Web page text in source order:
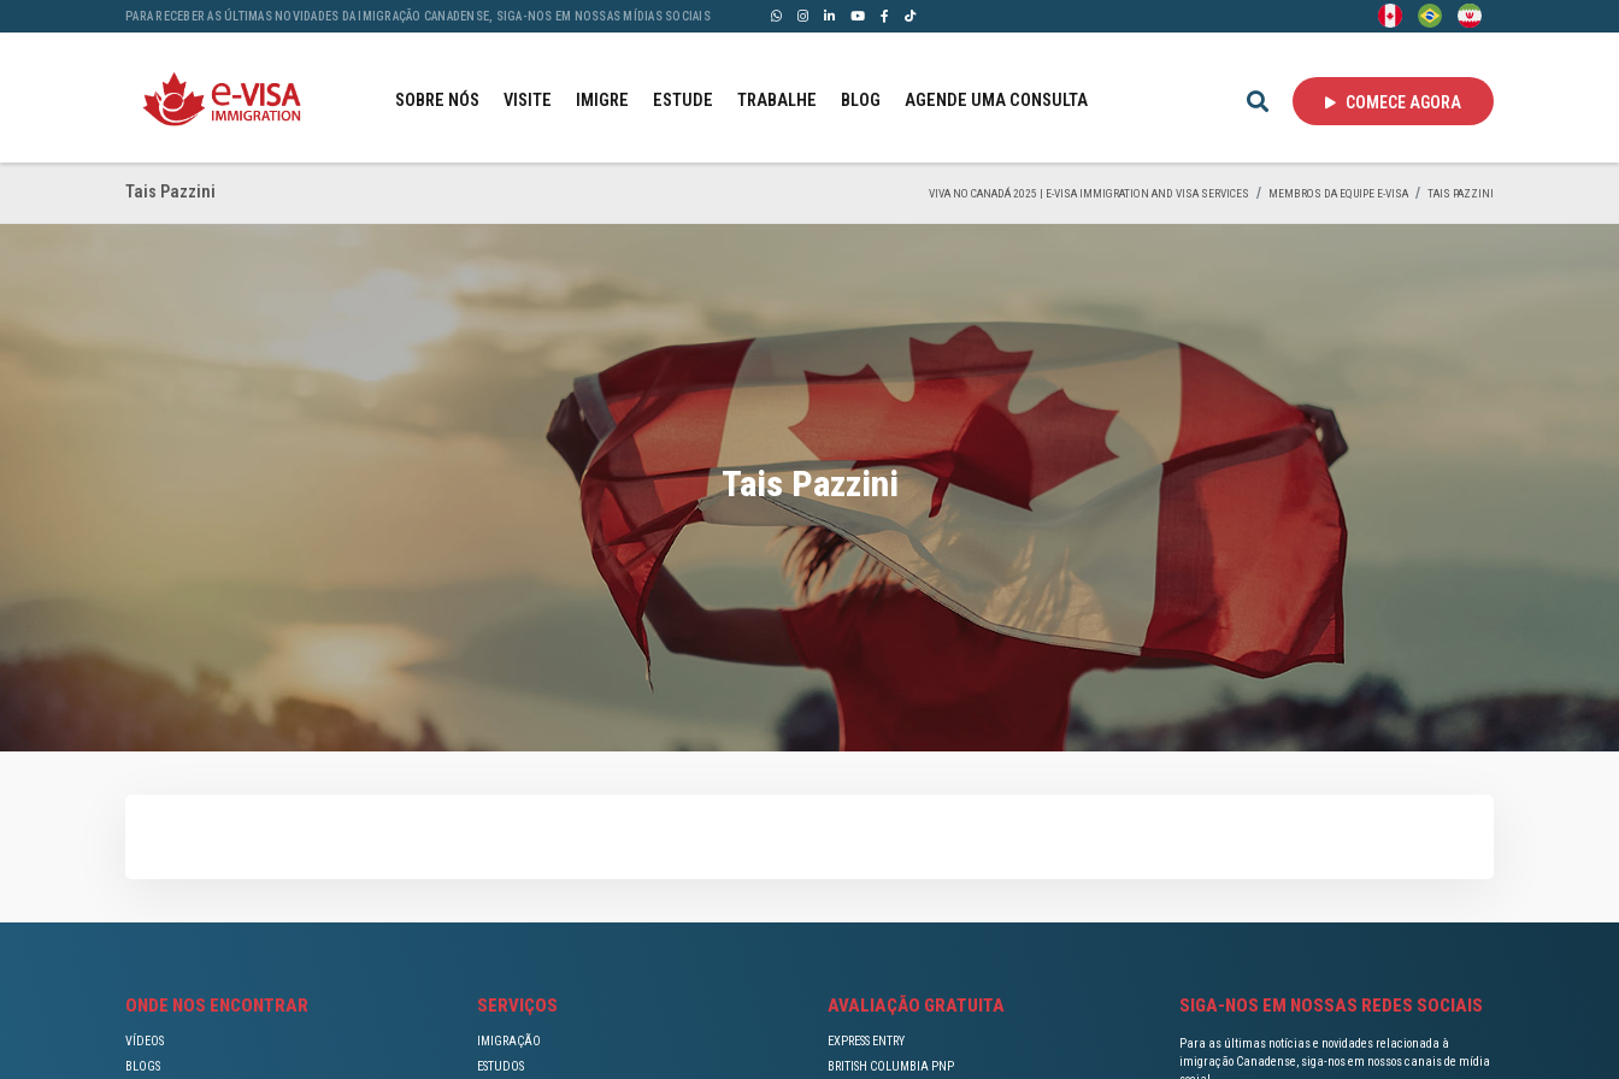
PARA RECEBER AS ÚLTIMAS NOVIDADES DA IMIGRAÇÃO CANADENSE, SIGA-NOS EM NOSSAS MÍDIAS SOCIAIS
SOBRE NÓS VISITE IMIGRE ESTUDE TRABALHE BLOG AGENDE UMA CONSULTA COMECE AGORA
Tais Pazzini VIVA NO CANADÁ 2025 | E-VISA IMMIGRATION AND VISA SERVICES MEMBROS DA EQUIPE E-VISA TAIS PAZZINI
Tais Pazzini
ONDE NOS ENCONTRAR
VÍDEOS
BLOGS
SERVIÇOS
IMIGRAÇÃO
ESTUDOS
AVALIAÇÃO GRATUITA
EXPRESS ENTRY
BRITISH COLUMBIA PNP
SIGA-NOS EM NOSSAS REDES SOCIAIS
Para as últimas notícias e novidades relacionada à
imigração Canadense, siga-nos em nossos canais de mídia